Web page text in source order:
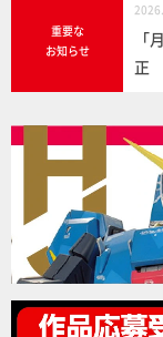
重要な
お知らせ
「
正